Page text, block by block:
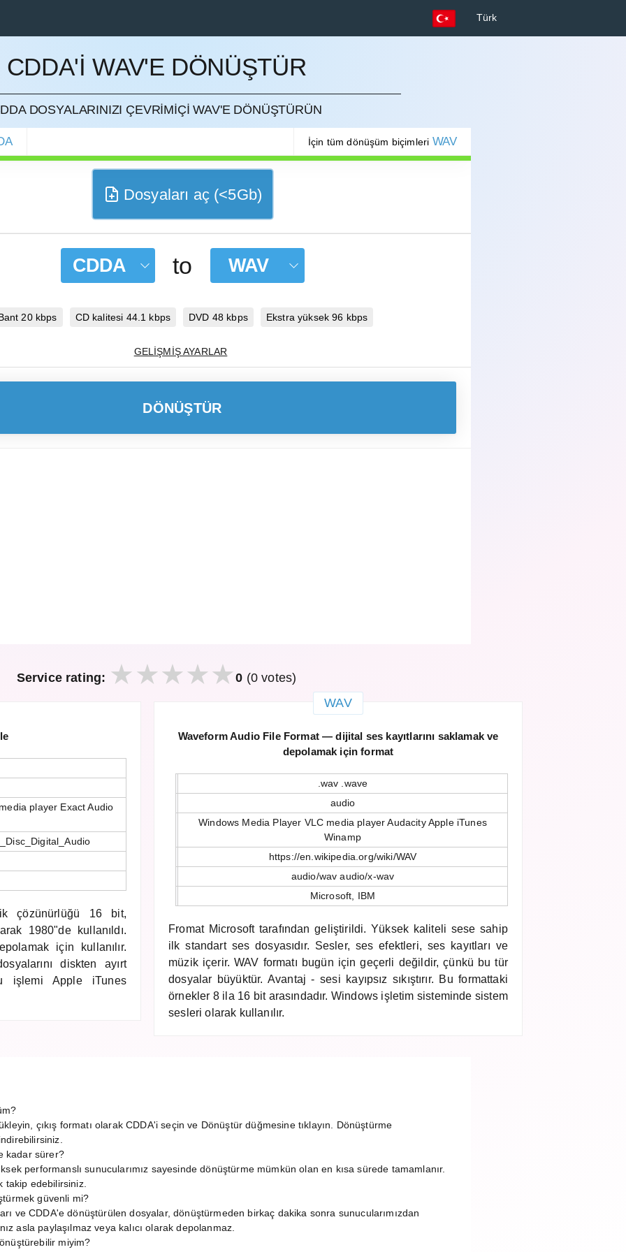
Türk
CDDA'I WAV'E DÖNÜŞTÜR
DOSYALARINIZI ÇEVRIMIÇI WAV'E DÖNÜŞTÜRÜN
İçin tüm dönüşüm biçimleri WAV
Dosyaları aç (<5Gb)
CDDA to WAV
20 kbps CD kalitesi 44.1 kbps DVD 48 kbps Ekstra yüksek 96 kbps
GELIŞMIŞ AYARLAR
DÖNÜŞTÜR
Service rating: 0 (0 votes)
player Exact Audio
çözünürlüğü 16 bit,
1980"de kullanıldı.
için kullanılır.
diskten ayırt
işlemi Apple iTunes
WAV
Waveform Audio File Format — dijital ses kayıtlarını saklamak ve
depolamak için format
.wav .wave
audio
Windows Media Player VLC media player Audacity Apple iTunes
Winamp
https://en.wikipedia.org/wiki/WAV
audio/wav audio/x-wav
Microsoft, IBM
Fromat Microsoft tarafından geliştirildi. Yüksek kaliteli sese sahip
ilk standart ses dosyasıdır. Sesler, ses efektleri, ses kayıtları ve
müzik içerir. WAV formatı bugün için geçerli değildir, çünkü bu tür
dosyalar büyüktür. Avantaj - sesi kayıpsız sıkıştırır. Bu formattaki
örnekler 8 ila 16 bit arasındadır. Windows işletim sisteminde sistem
sesleri olarak kullanılır.
çıkış formatı olarak CDDA'i seçin ve Dönüştür düğmesine tıklayın. Dönüştürme
kadar sürer?
performanslı sunucularımız sayesinde dönüştürme mümkün olan en kısa sürede tamamlanır.
takip edebilirsiniz.
güvenli mi?
ve CDDA'e dönüştürülen dosyalar, dönüştürmeden birkaç dakika sonra sunucularımızdan
asla paylaşılmaz veya kalıcı olarak depolanmaz.
miyim?